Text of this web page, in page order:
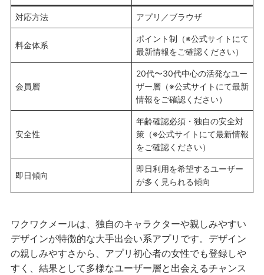
対応方法 アプリ／ブラウザ
料金体系
ポイント制（※公式サイトにて
最新情報をご確認ください）
会員層
20代〜30代中心の活発なユー
ザー層（※公式サイトにて最新
情報をご確認ください）
安全性
年齢確認必須・独自の安全対
策（※公式サイトにて最新情報
をご確認ください）
即日傾向
即日利用を希望するユーザー
が多く見られる傾向
ワクワクメールは、独自のキャラクターや親しみやすい
デザインが特徴的な大手出会い系アプリです。デザイン
の親しみやすさから、アプリ初心者の女性でも登録しや
すく、結果として多様なユーザー層と出会えるチャンス